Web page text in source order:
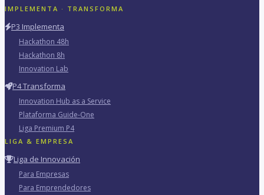
IMPLEMENTA · TRANSFORMA
P3 Implementa
Hackathon 48h
Hackathon 8h
Innovation Lab
P4 Transforma
Innovation Hub as a Service
Plataforma Guide-One
Liga Premium P4
LIGA & EMPRESA
Liga de Innovación
Para Empresas
Para Emprendedores